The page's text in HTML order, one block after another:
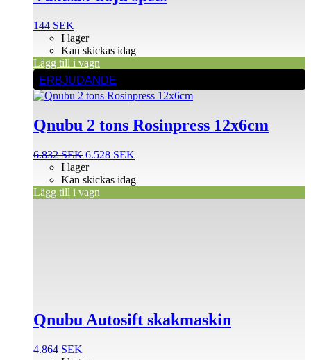
144 SEK
I lager
Kan skickas idag
Lägg till i vagn
ERBJUDANDE
Qnubu 2 tons Rosinpress 12x6cm
6.832SEK Det
ursprungliga
priset
var:
6.528 SEK
priset
I lager
Kan skickas idag
Lägg till i vagn
Qnubu Autosift skakmaskin
4.864 SEK